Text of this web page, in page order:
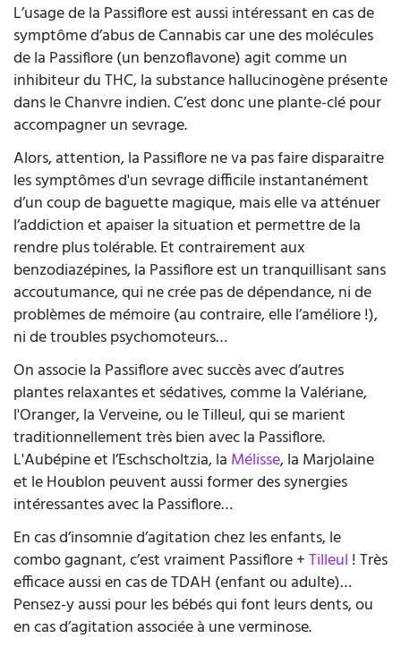
L’usage de la Passiflore est aussi intéressant en cas de
symptôme d’abus de Cannabis car une des molécules
de la Passiflore (un benzoflavone) agit comme un
inhibiteur du THC, la substance hallucinogène présente
dans le Chanvre indien. C’est donc une plante-clé pour
accompagner un sevrage.
Alors, attention, la Passiflore ne va pas faire disparaitre
les symptômes d'un sevrage difficile instantanément
d’un coup de baguette magique, mais elle va atténuer
l’addiction et apaiser la situation et permettre de la
rendre plus tolérable. Et contrairement aux
benzodiazépines, la Passiflore est un tranquillisant sans
accoutumance, qui ne crée pas de dépendance, ni de
problèmes de mémoire (au contraire, elle l’améliore !),
ni de troubles psychomoteurs…
On associe la Passiflore avec succès avec d’autres
plantes relaxantes et sédatives, comme la Valériane,
l'Oranger, la Verveine, ou le Tilleul, qui se marient
traditionnellement très bien avec la Passiflore.
L'Aubépine et l’Eschscholtzia, la Mélisse, la Marjolaine
et le Houblon peuvent aussi former des synergies
intéressantes avec la Passiflore…
En cas d’insomnie d’agitation chez les enfants, le
combo gagnant, c’est vraiment Passiflore +Tilleul ! Très
efficace aussi en cas de TDAH (enfant ou adulte)…
Pensez-y aussi pour les bébés qui font leurs dents, ou
en cas d’agitation associée à une verminose.